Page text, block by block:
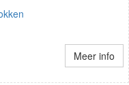
Meer info